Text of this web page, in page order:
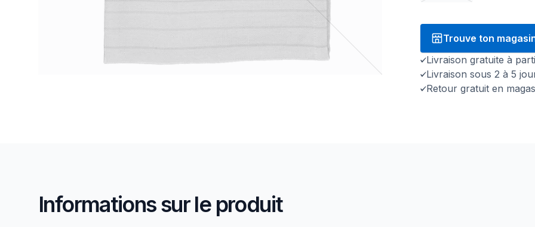
Trouve ton
Livraison gratuite à
Livraison sous 2 à 5
Retour gratuit en
Informations sur le produit